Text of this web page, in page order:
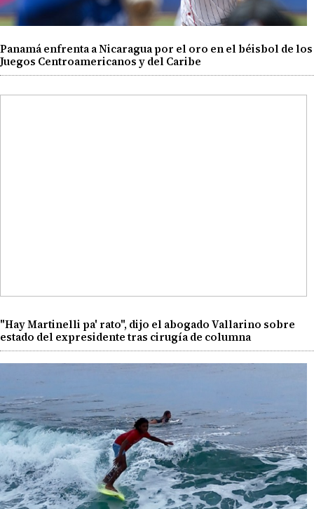
Panamá enfrenta a Nicaragua por el oro en el béisbol de los
Juegos Centroamericanos y del Caribe
"Hay Martinelli pa' rato", dijo el abogado Vallarino sobre
estado del expresidente tras cirugía de columna